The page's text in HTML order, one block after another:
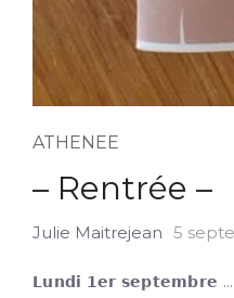
ATHENEE
– Rentrée –
Julie Maitrejean 5
𝗟𝘂𝗻𝗱𝗶 𝟭𝗲𝗿 𝘀𝗲𝗽𝘁𝗲𝗺𝗯𝗿𝗲